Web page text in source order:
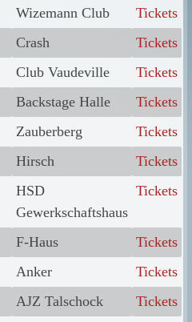
Wizemann Club
Tickets
Crash
Tickets
Club Vaudeville
Tickets
Backstage Halle
Tickets
Zauberberg
Tickets
Hirsch Tickets
HSD
Gewerkschaftshaus
Tickets
F-Haus
Tickets
Anker
Tickets
AJZ Talschock
Tickets